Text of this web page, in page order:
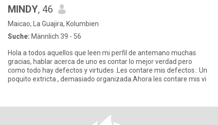
MINDY, 46
Maicao, La Guajira, Kolumbien
Suche: Männlich 39 - 56
Hola a todos aquellos que leen mi perfil de antemano muchas
gracias, hablar acerca de uno es contar lo mejor verdad pero
como todo hay defectos y virtudes .Les contare mis defectos.: Un
poquito extricta , demasiado organizada.Ahora les contare mis vi